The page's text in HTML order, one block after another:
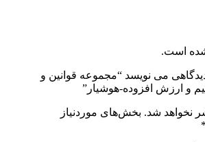
است.
می نویسد “مجموعه قوانین و
و ارزش افزوده-هوشیار”
نخواهد شد. بخش‌های موردنیاز
*